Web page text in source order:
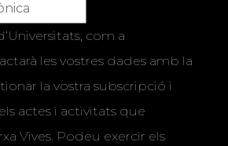
com a
les vostres dades amb la
la vostra subscripció i
actes i activitats que
Vives. Podeu exercir els